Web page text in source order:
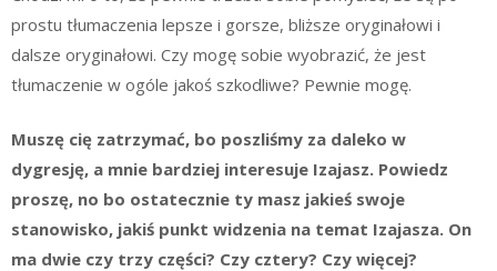
prostu tłumaczenia lepsze i gorsze, bliższe oryginałowi i
dalsze oryginałowi. Czy mogę sobie wyobrazić, że jest
tłumaczenie w ogóle jakoś szkodliwe? Pewnie mogę.
Muszę cię zatrzymać, bo poszliśmy za daleko w
dygresję, a mnie bardziej interesuje Izajasz. Powiedz
proszę, no bo ostatecznie ty masz jakieś swoje
stanowisko, jakiś punkt widzenia na temat Izajasza. On
ma dwie czy trzy części? Czy cztery? Czy więcej?